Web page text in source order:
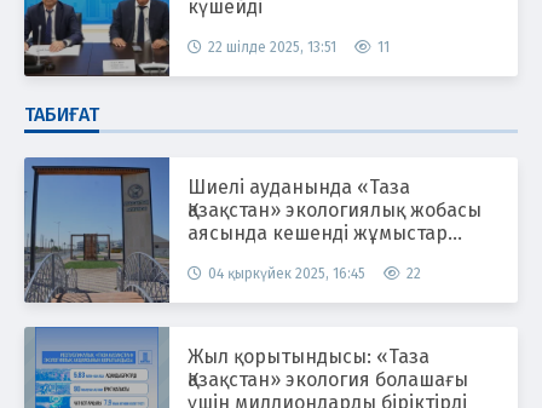
күшейді
22 шілде 2025, 13:51 11
ТАБИҒАТ
Шиелі ауданында «Таза
Қазақстан» экологиялық жобасы
аясында кешенді жұмыстар
04 қыркүйек 2025, 16:45 22
Жыл қорытындысы: «Таза
Қазақстан» экология болашағы
үшін миллиондарды біріктірді